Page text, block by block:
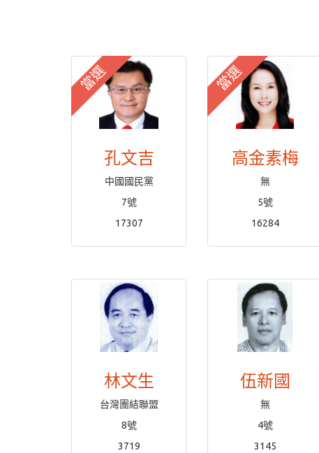
當選
孔文吉
中國國民黨
7號
17307
當選
高金素梅
無
5號
16284
林文生
台灣團結聯盟
8號
3719
伍新國
無
4號
3145